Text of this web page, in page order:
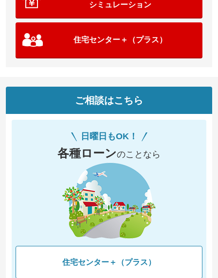
シミュレーション
住宅センター＋（プラス）
ご相談はこちら
日曜日もOK！
各種ローンのことなら
住宅センター＋（プラス）